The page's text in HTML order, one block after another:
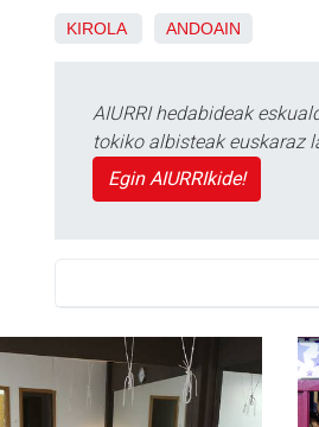
KIROLA ANDOAIN
AIURRI hedabideak
tokiko albisteak euskaraz
Egin AIURRIkide!